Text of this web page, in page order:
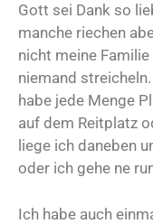
Gott sei Dank so
manche riechen
nicht meine
niemand
habe jede Menge
auf dem Reitplatz
liege ich daneben
oder ich gehe ne
Ich habe auch